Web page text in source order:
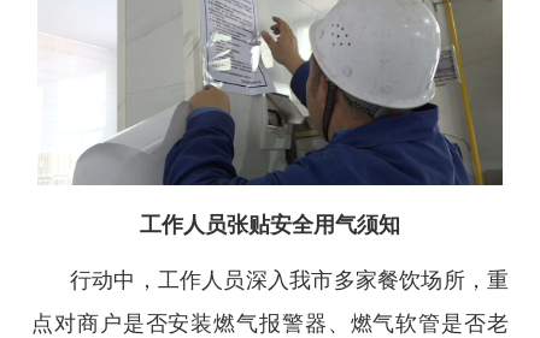
工作人员张贴安全用气须知
行动中，工作人员深入我市多家餐饮场所，重
点对商户是否安装燃气报警器、燃气软管是否老